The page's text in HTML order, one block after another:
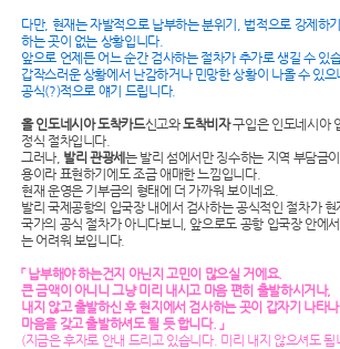
다만, 현재는 자발적으로 납부하는 분위기, 법적으로 강제하
하는 곳이 없는 상황입니다.
앞으로 언제든 어느 순간 검사하는 절차가 추가로 생길 수 있
갑작스러운 상황에서 난감하거나 민망한 상황이 나올 수 있
공식(?)적으로 얘기 드립니다.
올 인도네시아 도착카드신고와도착비자구입은 인도네시아
정식 절차입니다.
그러나, 발리 관광세는 발리 섬에서만 징수하는 지역 부담금
용이라 표현하기에도 조금 애매한 느낌입니다.
현재 운영은 기부금의 형태에 더 가까워 보이네요.
발리 국제공항의 입국장 내에서 검사하는 공식적인 절차가 현
국가의 공식 절차가 아니다보니, 앞으로도 공항 입국장 안에
는 어려워 보입니다.
「 납부해야 하는건지 아닌지 고민이 많으실 거에요.
큰 금액이 아니니 그냥 미리 내시고 마음 편히 출발하시거나,
내지 않고 출발하신 후 현지에서 검사하는 곳이 갑자기 나타
마음을 갖고 출발하셔도 될 듯 합니다. 」
(지금은 후자로 안내 드리고 있습니다. 미리 내지 않으셔도